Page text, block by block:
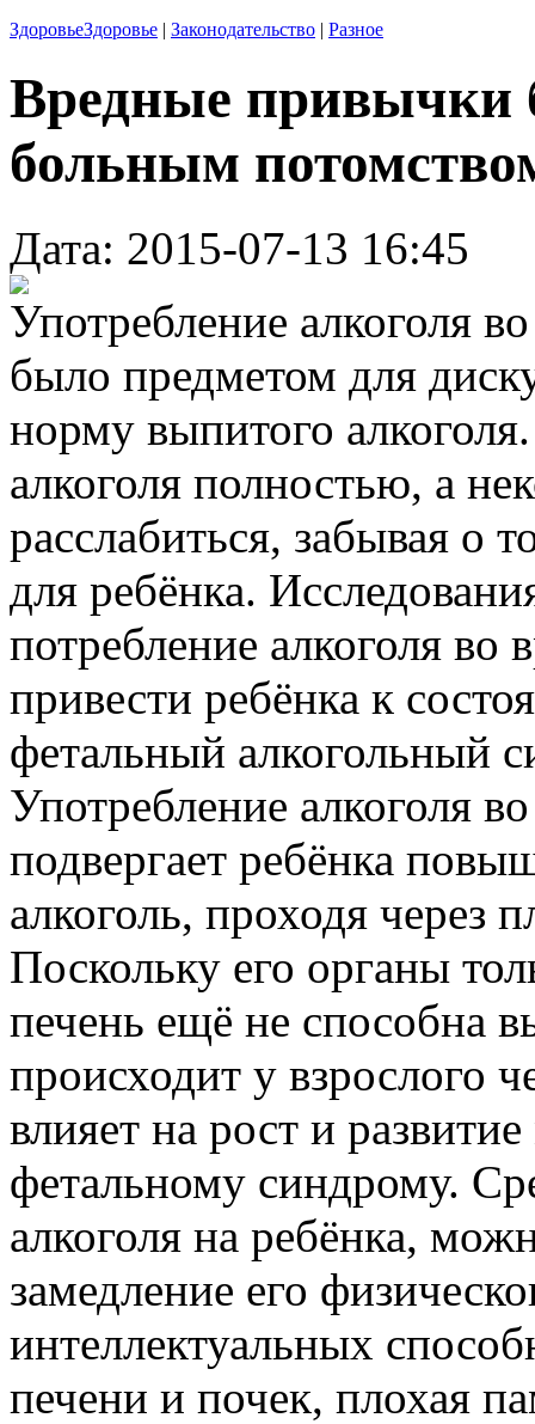
ЗдоровьеЗдоровье | Законодательство | Разное
Вредные привычки
больным
Дата: 2015-07-13 16:45
Употребление алкоголя
было предметом для
норму выпитого
алкоголя полностью, а
расслабиться, забывая о
для ребёнка.
потребление алкоголя
привести ребёнка к
фетальный алкогольный
Употребление алкоголя
подвергает ребёнка
алкоголь, проходя через
Поскольку его органы
печень ещё не способна
происходит у взрослого
влияет на рост и
фетальному синдрому.
алкоголя на ребёнка,
замедление его
интеллектуальных
печени и почек, плохая